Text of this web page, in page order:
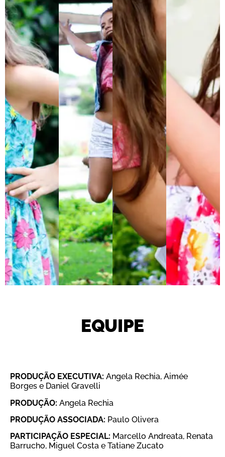
EQUIPE
PRODUÇÃO EXECUTIVA: Angela Rechia, Aimée
Borges e Daniel Gravelli
PRODUÇÃO: Angela Rechia
PRODUÇÃO ASSOCIADA: Paulo Olivera
PARTICIPAÇÃO ESPECIAL: Marcello Andreata, Renata
Barrucho, Miguel Costa e Tatiane Zucato